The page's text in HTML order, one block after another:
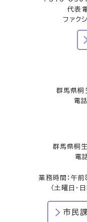
代表
ファク
群馬県桐
電
群馬県桐
電
業務時間：午
（土曜日・
市民